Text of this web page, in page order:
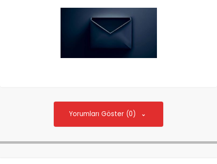
Yorumları Göster (0)